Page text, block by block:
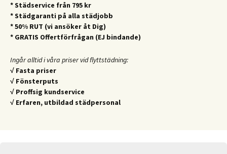
* Städservice från 795 kr
* Städgaranti på alla städjobb
* 50% RUT (vi ansöker åt Dig)
* GRATIS Offertförfrågan (EJ bindande)
Ingår alltid i våra priser vid flyttstädning:
√ Fasta priser
√ Fönsterputs
√ Proffsig kundservice
√ Erfaren, utbildad städpersonal